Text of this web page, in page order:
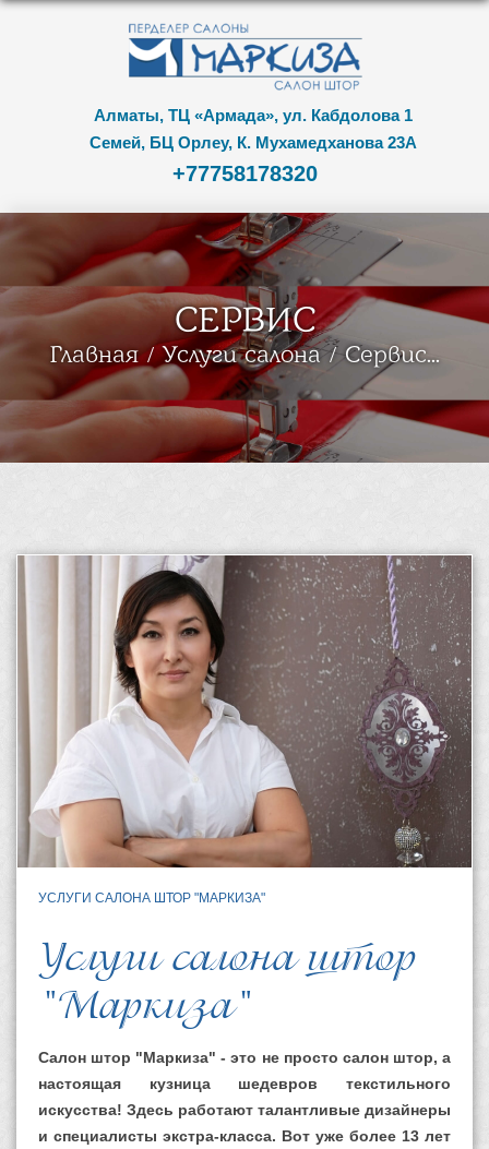
Алматы, ТЦ «Армада», ул. Кабдолова 1
Семей, БЦ Орлеу, К. Мухамедханова 23А
+77758178320
СЕРВИС
Главная Услуги салона Сервис...
УСЛУГИ САЛОНА ШТОР "МАРКИЗА"
Услуги салона штор
"Маркиза"
Салон штор "Маркиза" - это не просто салон штор, а
настоящая кузница шедевров текстильного
искусства! Здесь работают талантливые дизайнеры
и специалисты экстра-класса. Вот уже более 13 лет